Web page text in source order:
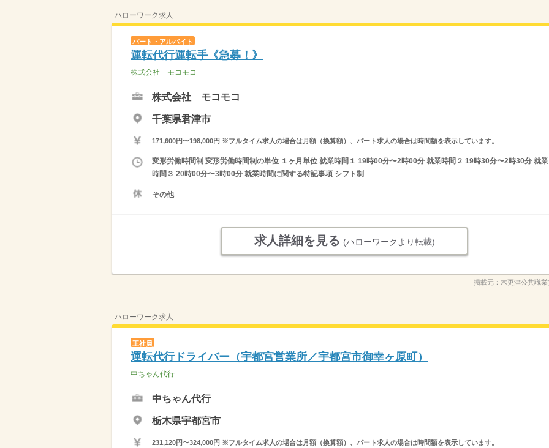
ハローワーク求人
パート・アルバイト
運転代行運転手《急募！》
株式会社 モコモコ
株式会社 モコモコ
千葉県君津市
171,600円〜198,000円 ※フルタイム求人の場合は月額（換算額）、パート求人の場合は時間額を表示しています。
変形労働時間制 変形労働時間制の単位 １ヶ月単位 就業時間１ 19時00分〜2時00分 就業時間２ 19時30分〜2時30分 就業
時間３ 20時00分〜3時00分 就業時間に関する特記事項 シフト制
その他
求人詳細を見る (ハローワークより転載)
掲載元： 木更津公共職
ハローワーク求人
正社員
運転代行ドライバー（宇都宮営業所／宇都宮市御幸ヶ原町）
中ちゃん代行
中ちゃん代行
栃木県宇都宮市
231,120円〜324,000円 ※フルタイム求人の場合は月額（換算額）、パート求人の場合は時間額を表示しています。